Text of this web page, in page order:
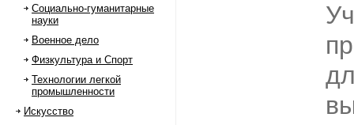
Социально-гуманитарные
науки
Военное дело
Физкультура и Спорт
Технологии легкой
промышленности
Искусство